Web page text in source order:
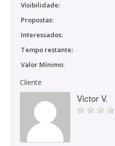
Visibilidade:
Propostas:
Interessados:
Tempo restante:
Valor Mínimo:
Cliente
Victor V.